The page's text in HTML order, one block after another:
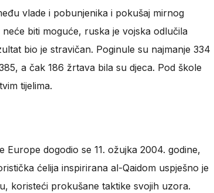
vlade i pobunjenika i pokušaj mirnog
biti moguće, ruska je vojska odlučila
bio je stravičan. Poginule su najmanje 334
a čak 186 žrtava bila su djeca. Pod škole
tijelima.
dogodio se 11. ožujka 2004. godine,
ćelija inspirirana al-Qaidom uspješno je
koristeći prokušane taktike svojih uzora.